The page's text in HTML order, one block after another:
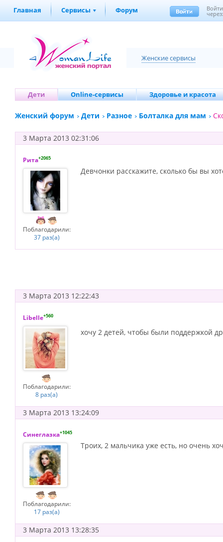
Главная Сервисы Форум Войти
Женские сервисы
Дети Online-сервисы Здоровье и красота
Женский форум Дети Разное Болталка для мам
3 Марта 2013 02:31:06
Рита+2065
Поблагодарили:
37 раз(а)
Девчонки расскажите, сколько бы вы
3 Марта 2013 12:22:43
Libelle+560
Поблагодарили:
8 раз(а)
хочу 2 детей, чтобы были поддержкой
3 Марта 2013 13:24:09
Синеглазка+1045
Поблагодарили:
17 раз(а)
Троих, 2 мальчика уже есть, но очень
3 Марта 2013 13:28:35